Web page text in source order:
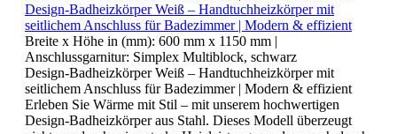
Design-Badheizkörper Weiß – Handtuchheizkörper mit
seitlichem Anschluss für Badezimmer | Modern & effizient
Breite x Höhe in (mm): 600 mm x 1150 mm |
Anschlussgarnitur: Simplex Multiblock, schwarz
Design-Badheizkörper Weiß – Handtuchheizkörper mit
seitlichem Anschluss für Badezimmer | Modern & effizient
Erleben Sie Wärme mit Stil – mit unserem hochwertigen
Design-Badheizkörper aus Stahl. Dieses Modell überzeugt